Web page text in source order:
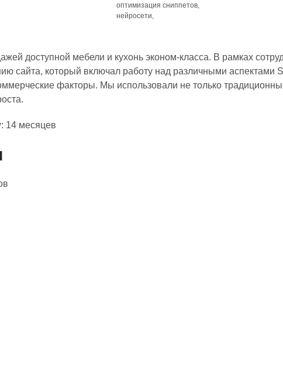
оптимизация сниппетов,
нейросети,
доступной мебели и кухонь эконом-класса. В рамках
сайта, который включал работу над различными аспектами
факторы. Мы использовали не только
: 14 месяцев